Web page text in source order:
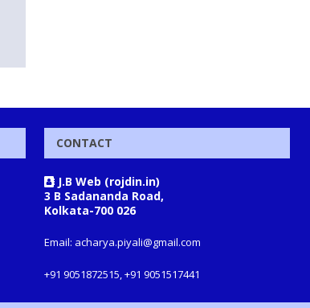
CONTACT
J.B Web (rojdin.in)
3 B Sadananda Road,
Kolkata-700 026
Email: acharya.piyali@gmail.com
+91 9051872515, +91 9051517441